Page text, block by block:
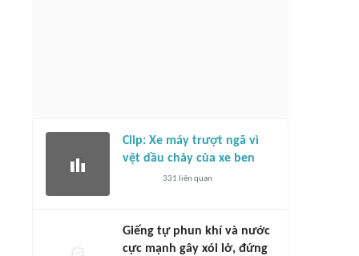
Clip: Xe máy trượt ngã vì
vệt dầu chảy của xe ben
331 liên quan
Giếng tự phun khí và nước
cực mạnh gây xói lở, đứng